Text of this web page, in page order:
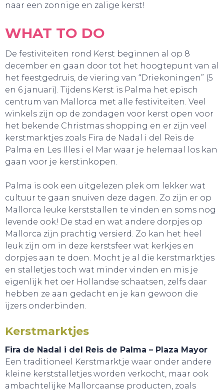
SLAAP LEKKER!
naar een zonnige en zalige kerst!
WHAT TO DO
De festiviteiten rond Kerst beginnen al op 8
december en gaan door tot het hoogtepunt van al
het feestgedruis, de viering van “Driekoningen” (5
en 6 januari). Tijdens Kerst is Palma het episch
centrum van Mallorca met alle festiviteiten. Veel
winkels zijn op de zondagen voor kerst open voor
het bekende Christmas shopping en er zijn veel
kerstmarktjes zoals Fira de Nadal i del Reis de
Palma en Les Illes i el Mar waar je helemaal los kan
gaan voor je kerstinkopen.
Palma is ook een uitgelezen plek om lekker wat
cultuur te gaan snuiven deze dagen. Zo zijn er op
Mallorca leuke kerststallen te vinden en soms nog
levende ook! De stad en wat andere dorpjes op
Mallorca zijn prachtig versierd. Zo kan het heel
leuk zijn om in deze kerstsfeer wat kerkjes en
dorpjes aan te doen. Mocht je al die kerstmarktjes
en stalletjes toch wat minder vinden en mis je
eigenlijk het oer Hollandse schaatsen, zelfs daar
hebben ze aan gedacht en je kan gewoon die
ijzers onderbinden.
Kerstmarktjes
Fira de Nadal i del Reis de Palma – Plaza Mayor
Een traditioneel Kerstmarktje waar onder andere
kleine kerststalletjes worden verkocht, maar ook
ambachtelijke Mallorcaanse producten, zoals